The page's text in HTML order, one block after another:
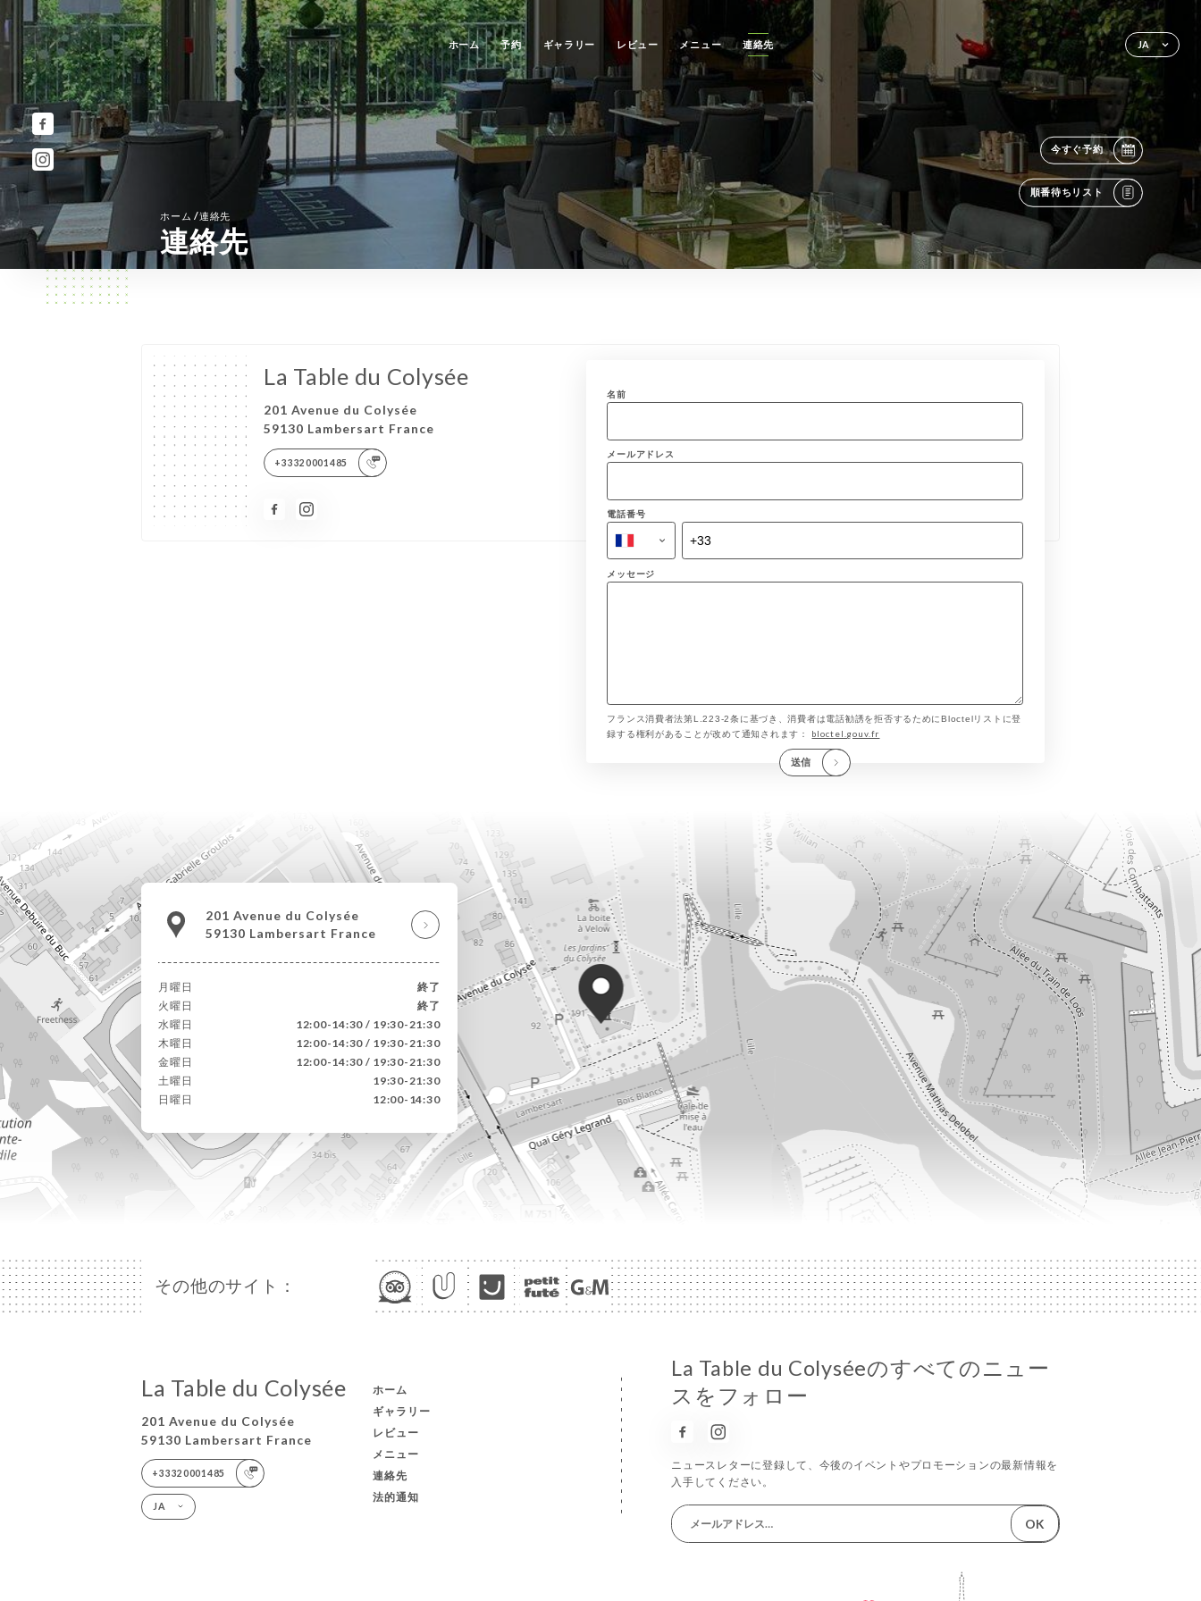
JA
ホーム 予約 ギャラリー レビュー メニュー 連絡先
今すぐ予約
順番待ちリスト
ホーム/連絡先
連絡先
La Table du Colysée
201 Avenue du Colysée
59130 Lambersart France
+33320001485
名前
メールアドレス
電話番号
メッセージ
フランス消費者法第L.223-2条に基づき、消費者は電話勧誘を拒否するためにBloctelリストに登
録する権利があることが改めて通知されます： bloctel.gouv.fr
送信
201 Avenue du Colysée
59130 Lambersart France
月曜日
終了
火曜日
終了
水曜日
12:00-14:30 / 19:30-21:30
木曜日
12:00-14:30 / 19:30-21:30
金曜日
12:00-14:30 / 19:30-21:30
土曜日
19:30-21:30
日曜日
12:00-14:30
その他のサイト：
La Table du Colysée
201 Avenue du Colysée
59130 Lambersart France
+33320001485
JA
ホーム
ギャラリー
レビュー
メニュー
連絡先
法的通知
La Table du Colyséeのすべてのニュー
スをフォロー
ニュースレターに登録して、今後のイベントやプロモーションの最新情報を
入手してください。
OK